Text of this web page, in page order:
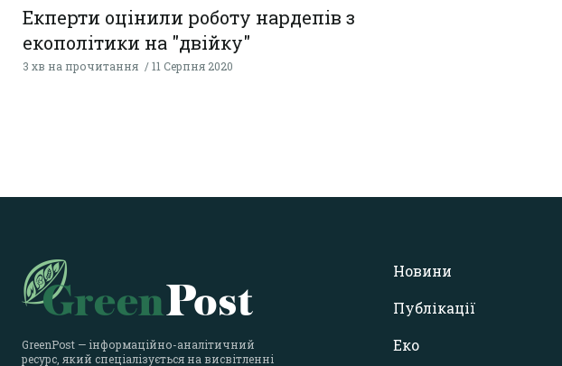
Екперти оцінили роботу нардепів з
екополітики на "двійку"
3 хв на прочитання 11 Серпня 2020
GreenPost — інформаційно-аналітичний
ресурс, який спеціалізується на висвітленні
Новини
Публікації
Еко